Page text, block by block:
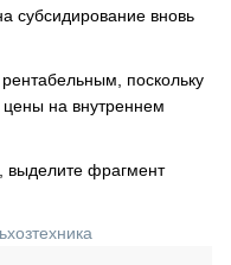
субсидирование вновь
поскольку
на внутреннем
выделите фрагмент